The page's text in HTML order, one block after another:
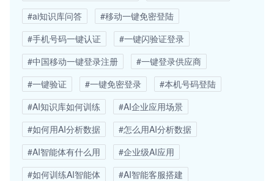
#ai知识库问答
#移动一键免密登陆
#手机号码一键认证
#一键闪验证登录
#中国移动一键登录注册
#一键登录供应商
#一键验证
#一键免密登录
#本机号码登陆
#AI知识库如何训练
#AI企业应用场景
#如何用AI分析数据
#怎么用AI分析数据
#AI智能体有什么用
#企业级AI应用
#如何训练AI智能体
#AI智能客服搭建